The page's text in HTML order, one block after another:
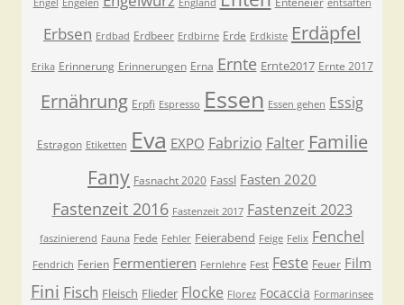
Engel Engelen England entsaften
Erbsen Erdbad Erdbeer Erdbirne Erde Erdkiste Erdäpfel
Erika Erinnerung Erinnerungen Erna Ernte Ernte2017 Ernte 2017
Ernährung Erpfi Espresso Essen Essen gehen Essig
Estragon Etiketten Eva EXPO Fabrizio Falter Familie
Fany Fasnacht 2020 Fassl Fasten 2020
Fastenzeit 2016 Fastenzeit 2017 Fastenzeit 2023
faszinierend Fauna Fede Fehler Feierabend Feige Felix Fenchel
Fendrich Ferien Fermentieren Fernlehre Fest Feste Feuer Film
Fini Fisch Fleisch Flieder Flocke Florez Focaccia Formarinsee